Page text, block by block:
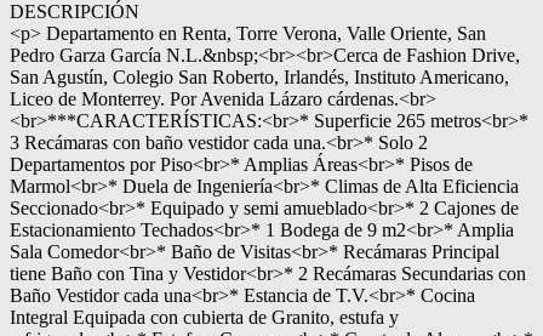
DESCRIPCIÓN
<p> Departamento en Renta, Torre Verona, Valle Oriente, San
Pedro Garza García N.L.&nbsp;<br><br>Cerca de Fashion Drive,
San Agustín, Colegio San Roberto, Irlandés, Instituto Americano,
Liceo de Monterrey. Por Avenida Lázaro cárdenas.<br>
<br>***CARACTERÍSTICAS:<br>* Superficie 265 metros<br>*
3 Recámaras con baño vestidor cada una.<br>* Solo 2
Departamentos por Piso<br>* Amplias Áreas<br>* Pisos de
Marmol<br>* Duela de Ingeniería<br>* Climas de Alta Eficiencia
Seccionado<br>* Equipado y semi amueblado<br>* 2 Cajones de
Estacionamiento Techados<br>* 1 Bodega de 9 m2<br>* Amplia
Sala Comedor<br>* Baño de Visitas<br>* Recámaras Principal
tiene Baño con Tina y Vestidor<br>* 2 Recámaras Secundarias con
Baño Vestidor cada una<br>* Estancia de T.V.<br>* Cocina
Integral Equipada con cubierta de Granito, estufa y